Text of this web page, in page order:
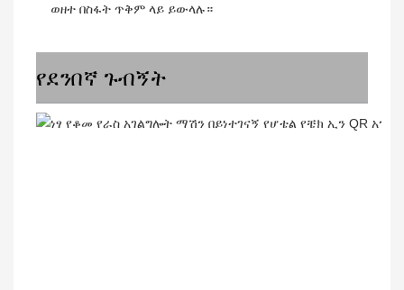
ወዘተ በስፋት ጥቅም ላይ ይውላሉ።
የደንበኛ ጉብኝት